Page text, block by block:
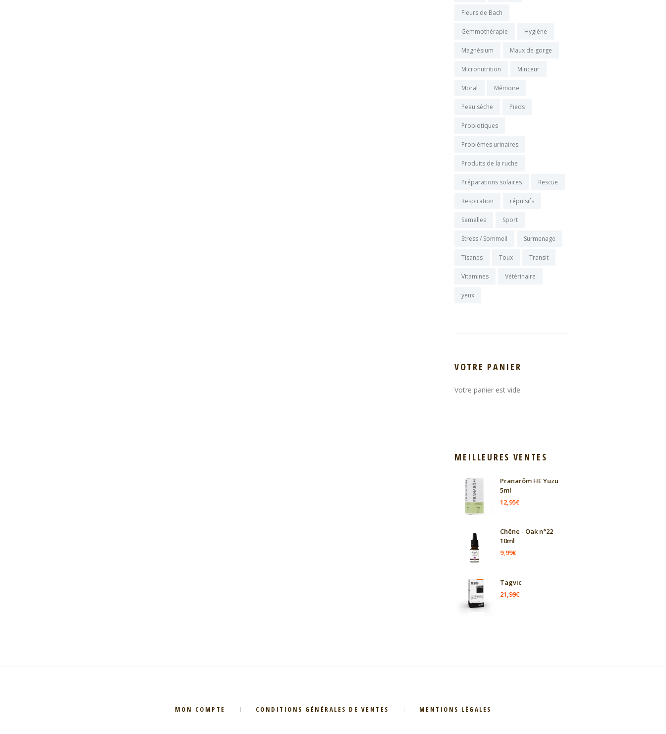
Fleurs de Bach
Gemmothérapie Hygiène
Magnésium Maux de gorge
Micronutrition Minceur
Moral Mémoire
Peau sèche Pieds
Probiotiques
Problèmes urinaires
Produits de la ruche
Préparations solaires Rescue
Respiration répulsifs
Semelles Sport
Stress / Sommeil Surmenage
Tisanes Toux Transit
Vitamines Vétérinaire
yeux
VOTRE PANIER
Votre panier est vide.
MEILLEURES VENTES
Pranarôm HE Yuzu
5ml
12,95€
Chêne - Oak n°22
10ml
9,99€
Tagvic
21,99€
MON COMPTE CONDITIONS GÉNÉRALES DE VENTES MENTIONS LÉGALES